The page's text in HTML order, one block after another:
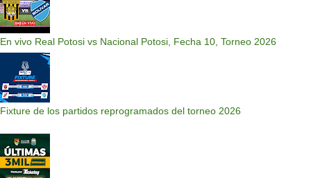
En vivo Real Potosi vs Nacional Potosi, Fecha 10, Torneo 2026
Fixture de los partidos reprogramados del torneo 2026